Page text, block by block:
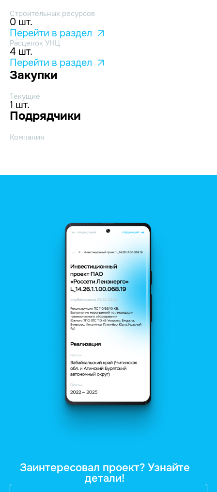
Строительных ресурсов
0 шт.
Перейти в раздел
Расценок УНЦ
4 шт.
Перейти в раздел
Закупки
Текущие
1 шт.
Подрядчики
Компания
Заинтересовал проект? Узнайте
детали!